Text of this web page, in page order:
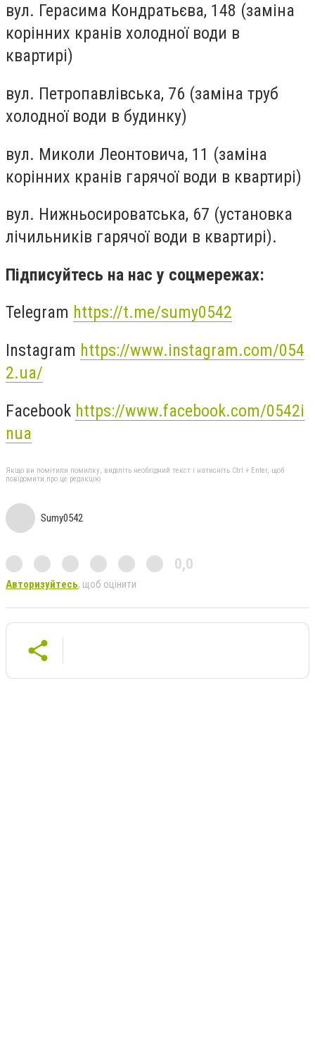
вул. Герасима Кондратьєва, 148 (заміна
корінних кранів холодної води в
квартирі)
вул. Петропавлівська, 76 (заміна труб
холодної води в будинку)
вул. Миколи Леонтовича, 11 (заміна
корінних кранів гарячої води в квартирі)
вул. Нижньосироватська, 67 (установка
лічильників гарячої води в квартирі).
Підписуйтесь на нас у соцмережах:
Telegram https://t.me/sumy0542
Instagram https://www.instagram.com/054
2.ua/
Facebook https://www.facebook.com/0542i
nua
Якщо ви помітили помилку, виділіть необхідний текст і натисніть Ctrl + Enter, щоб
повідомити про це редакцію
Sumy0542
0,0
Авторизуйтесь, щоб оцінити